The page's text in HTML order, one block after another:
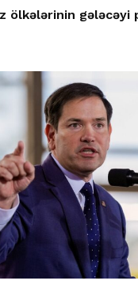
ölkələrinin gələcəyi